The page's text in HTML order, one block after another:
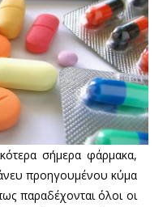
σήμερα φάρμακα,
προηγουμένου κύμα
παραδέχονται όλοι οι